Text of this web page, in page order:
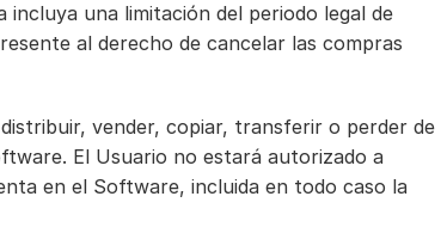
incluya una limitación del periodo legal de
al derecho de cancelar las compras
vender, copiar, transferir o perder de
El Usuario no estará autorizado a
en el Software, incluida en todo caso la